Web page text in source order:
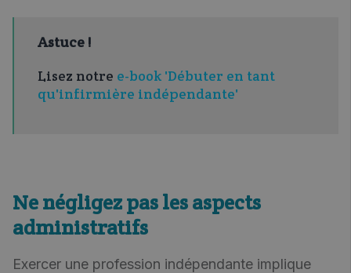
Astuce !
Lisez notre e-book 'Débuter en tant
qu'infirmière indépendante'
Ne négligez pas les aspects
administratifs
Exercer une profession indépendante implique